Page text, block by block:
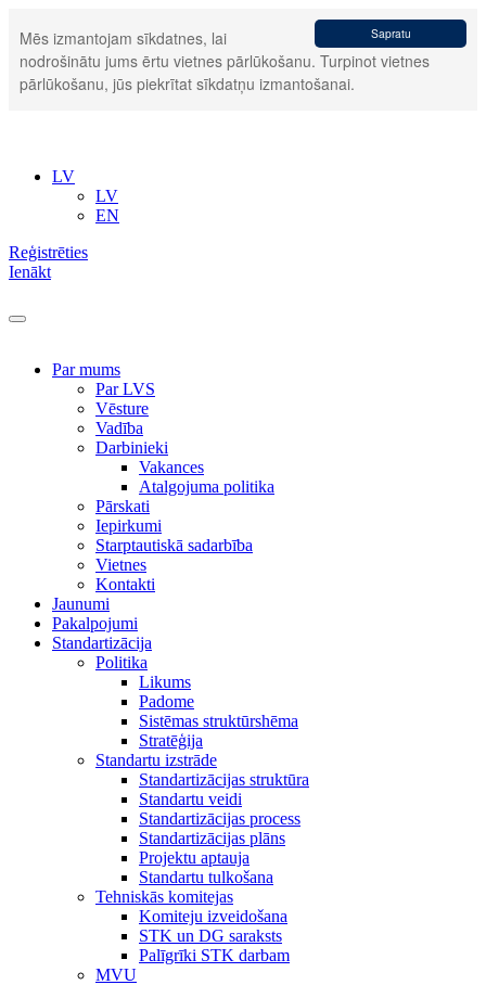
Sapratu
Mēs izmantojam sīkdatnes, lai
nodrošinātu jums ērtu vietnes pārlūkošanu. Turpinot vietnes
pārlūkošanu, jūs piekrītat sīkdatņu izmantošanai.
LV
LV
EN
Reģistrēties
Ienākt
Par mums
Par LVS
Vēsture
Vadība
Darbinieki
Vakances
Atalgojuma politika
Pārskati
Iepirkumi
Starptautiskā sadarbība
Vietnes
Kontakti
Jaunumi
Pakalpojumi
Standartizācija
Politika
Likums
Padome
Sistēmas struktūrshēma
Stratēģija
Standartu izstrāde
Standartizācijas struktūra
Standartu veidi
Standartizācijas process
Standartizācijas plāns
Projektu aptauja
Standartu tulkošana
Tehniskās komitejas
Komiteju izveidošana
STK un DG saraksts
Palīgrīki STK darbam
MVU